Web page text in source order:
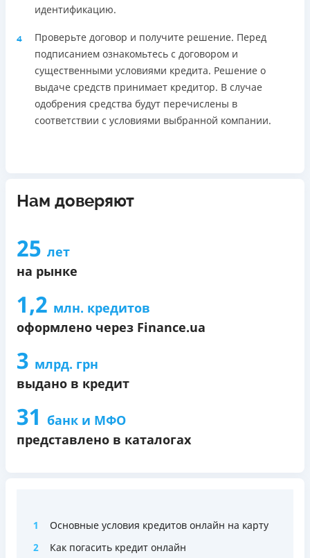
идентификацию.
4
Проверьте договор и получите решение. Перед
подписанием ознакомьтесь с договором и
существенными условиями кредита. Решение о
выдаче средств принимает кредитор. В случае
одобрения средства будут перечислены в
соответствии с условиями выбранной компании.
Нам доверяют
25 лет
на рынке
1,2 млн. кредитов
оформлено через Finance.ua
3 млрд. грн
выдано в кредит
31 банк и МФО
представлено в каталогах
1
Основные условия кредитов онлайн на карту
2
Как погасить кредит онлайн